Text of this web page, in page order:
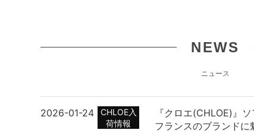
NEWS
ニュース
2026-01-24
CHLOE入
荷情報
『クロエ(CHLOE)』
フランスのブランドに